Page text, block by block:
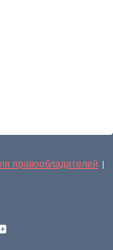
правообладателей |